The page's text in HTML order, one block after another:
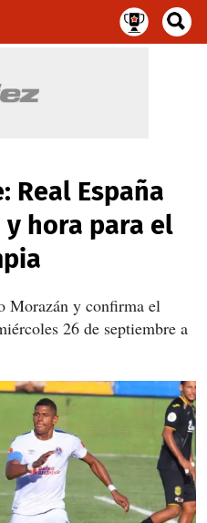
Real España
hora para el
Morazán y confirma el
26 de septiembre a